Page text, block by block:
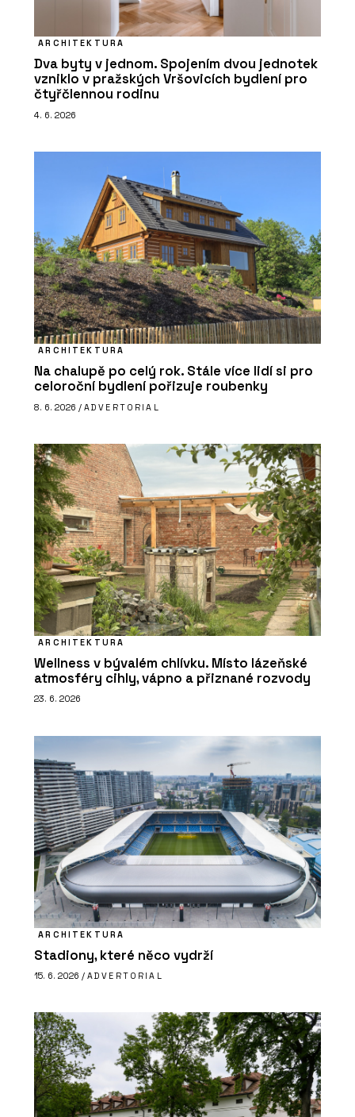
ARCHITEKTURA
Dva byty v jednom. Spojením dvou jednotek
vzniklo v pražských Vršovicích bydlení pro
čtyřčlennou rodinu
4. 6. 2026
ARCHITEKTURA
Na chalupě po celý rok. Stále více lidí si pro
celoroční bydlení pořizuje roubenky
8. 6. 2026 / ADVERTORIAL
ARCHITEKTURA
Wellness v bývalém chlívku. Místo lázeňské
atmosféry cihly, vápno a přiznané rozvody
23. 6. 2026
ARCHITEKTURA
Stadiony, které něco vydrží
15. 6. 2026 / ADVERTORIAL